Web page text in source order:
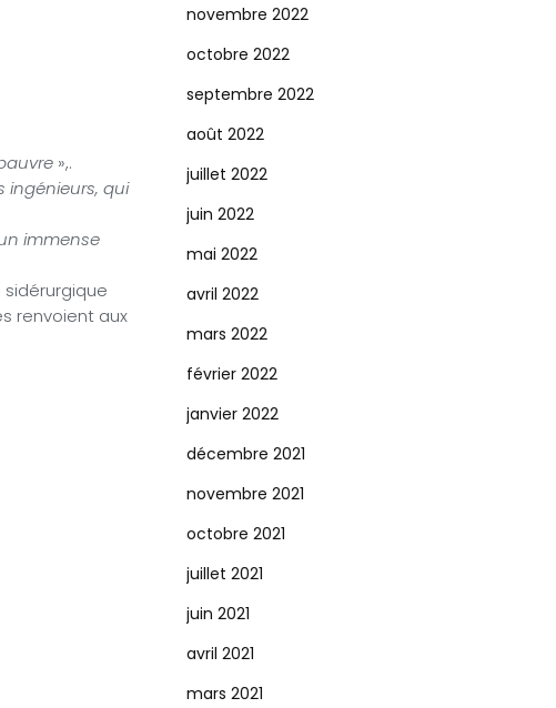
»,.
ingénieurs, qui
immense
sidérurgique
renvoient aux
novembre 2022
octobre 2022
septembre 2022
août 2022
juillet 2022
juin 2022
mai 2022
avril 2022
mars 2022
février 2022
janvier 2022
décembre 2021
novembre 2021
octobre 2021
juillet 2021
juin 2021
avril 2021
mars 2021